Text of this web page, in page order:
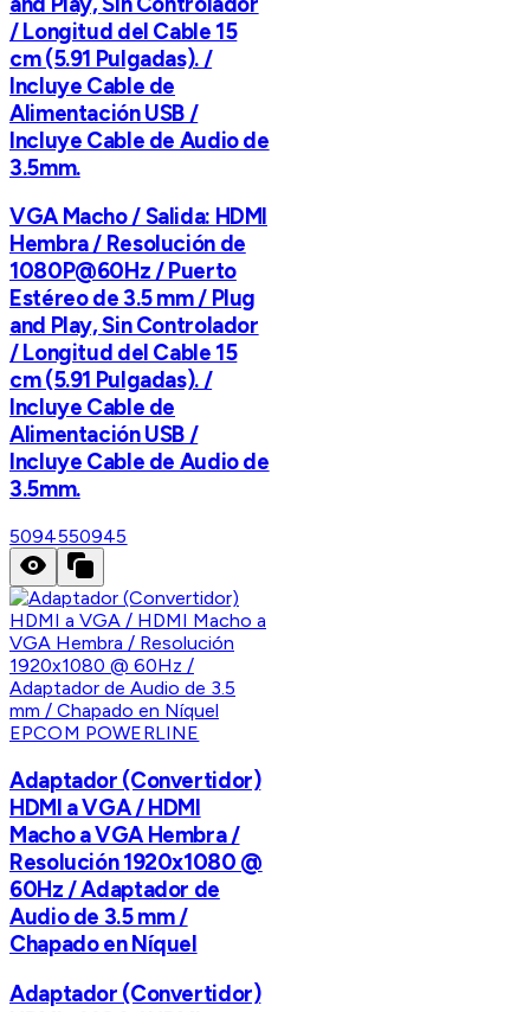
/ Longitud del Cable 15
cm (5.91 Pulgadas). /
Incluye Cable de
Alimentación USB /
Incluye Cable de Audio de
3.5mm.
VGA Macho / Salida: HDMI
Hembra / Resolución de
1080P@60Hz / Puerto
Estéreo de 3.5 mm / Plug
and Play, Sin Controlador
/ Longitud del Cable 15
cm (5.91 Pulgadas). /
Incluye Cable de
Alimentación USB /
Incluye Cable de Audio de
3.5mm.
5094550945
EPCOM POWERLINE
Adaptador (Convertidor)
HDMI a VGA / HDMI
Macho a VGA Hembra /
Resolución 1920x1080 @
60Hz / Adaptador de
Audio de 3.5 mm /
Chapado en Níquel
Adaptador (Convertidor)